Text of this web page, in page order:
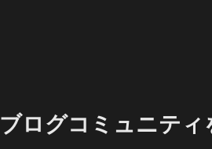
ブログコミュニティ